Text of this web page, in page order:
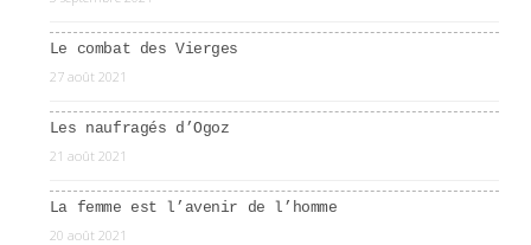
Le combat des Vierges
27 août 2021
Les naufragés d’Ogoz
21 août 2021
La femme est l’avenir de l’homme
20 août 2021